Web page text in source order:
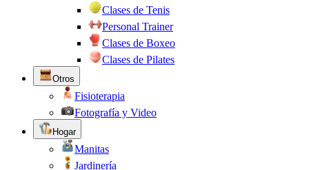
Clases de Tenis
Personal Trainer
Clases de Boxeo
Clases de Pilates
Otros
Fisioterapia
Fotografía y Video
Hogar
Manitas
Jardinería